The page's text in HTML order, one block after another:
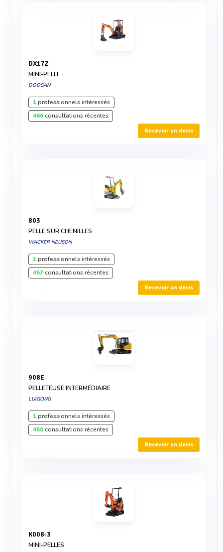
DX17Z
MINI-PELLE
DOOSAN
1professionnels intéressés
466consultations récentes
Recevoir un devis
803
PELLE SUR CHENILLES
WACKER NEUSON
1professionnels intéressés
457consultations récentes
Recevoir un devis
908E
PELLETEUSE INTERMÉDIAIRE
LUIGONG
1professionnels intéressés
450consultations récentes
Recevoir un devis
K008-3
MINI-PELLES